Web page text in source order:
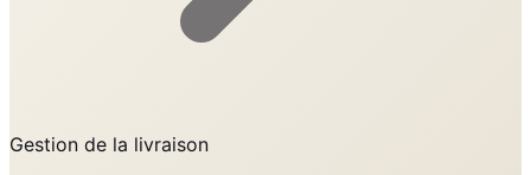
Gestion de la livraison